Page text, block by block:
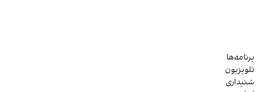
برنامه‌ها
تلویزیون
شنیداری